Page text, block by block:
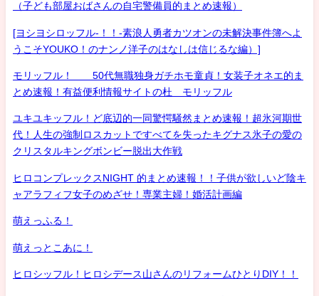
（子ども部屋おばさんの自宅警備員的まとめ速報）
[ヨシヨシロッフル-！！-素浪人勇者カツオンの未解決事件簿へよ
うこそYOUKO！のナンノ洋子のはなしは信じるな編）]
モリッフル！ 50代無職独身ガチホモ童貞！女装子オネエ的ま
とめ速報！有益便利情報サイトの杜 モリッフル
ユキユキッフル！ど底辺的一同驚愕騒然まとめ速報！超氷河期世
代！人生の強制ロスカットですべてを失ったキグナス氷子の愛の
クリスタルキングボンビー脱出大作戦
ヒロコンプレックスNIGHT 的まとめ速報！！子供が欲しいど陰キ
ャアラフィフ女子のめざせ！専業主婦！婚活計画編
萌えっふる！
萌えっとこあに！
ヒロシッフル！ヒロシデース山さんのリフォームひとりDIY！！